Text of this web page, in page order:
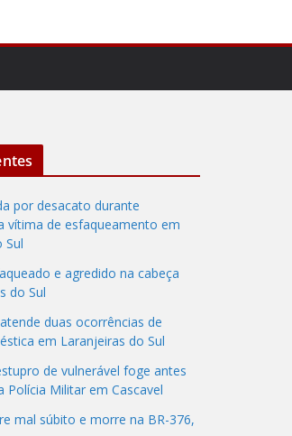
por desacato durante
vítima de esfaqueamento em
Sul
e agredido na cabeça
do Sul
duas ocorrências de
em Laranjeiras do Sul
de vulnerável foge antes
Polícia Militar em Cascavel
mal súbito e morre na BR-376,